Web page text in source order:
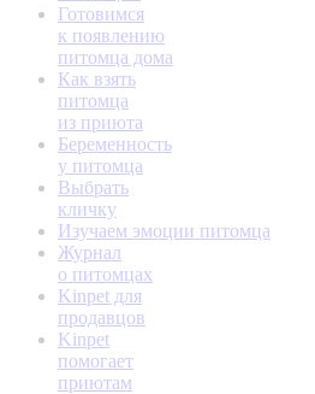
Готовимся
к появлению
питомца дома
Как взять
питомца
из приюта
Беременность
у питомца
Выбрать
кличку
Изучаем эмоции питомца
Журнал
о питомцах
Kinpet для
продавцов
Kinpet
помогает
приютам